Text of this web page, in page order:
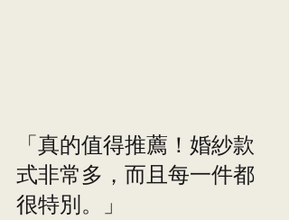
「真的值得推薦！婚紗款
式非常多，而且每一件都
很特別。」